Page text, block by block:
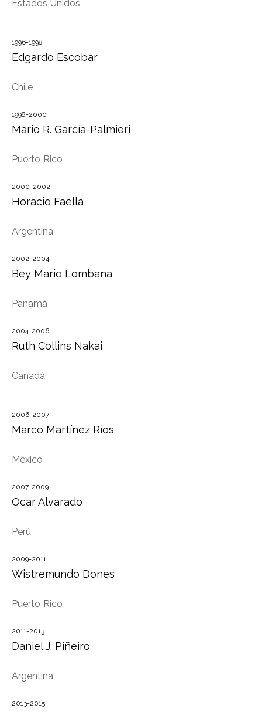
Estados Unidos
1996-1998
Edgardo Escobar
Chile
1998-2000
Mario R. García-Palmieri
Puerto Rico
2000-2002
Horacio Faella
Argentina
2002-2004
Bey Mario Lombana
Panamá
2004-2006
Ruth Collins Nakai
Canadá
2006-2007
Marco Martínez Ríos
México
2007-2009
Ocar Alvarado
Perú
2009-2011
Wistremundo Dones
Puerto Rico
2011-2013
Daniel J. Piñeiro
Argentina
2013-2015